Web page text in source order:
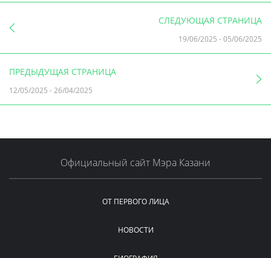
СЛЕДУЮЩАЯ СТРАНИЦА
19/06/2025 -05/06/2025
ПРЕДЫДУЩАЯ СТРАНИЦА
12/05/2025 -26/04/2025
Официальный сайт Мэра Казани
ОТ ПЕРВОГО ЛИЦА
НОВОСТИ